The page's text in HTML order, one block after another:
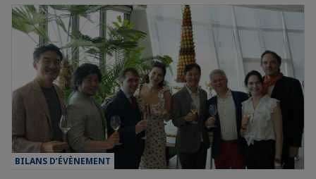
BILANS D’ÉVÈNEMENT